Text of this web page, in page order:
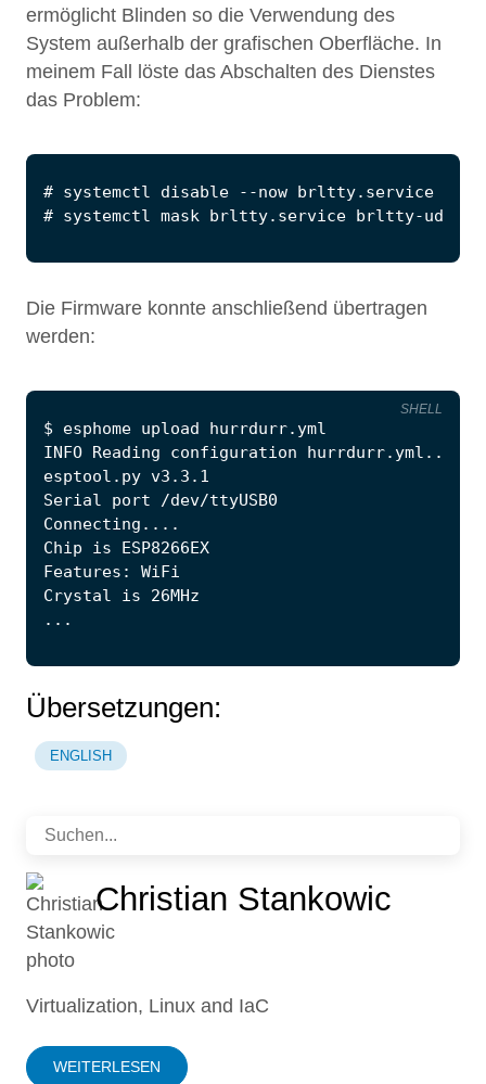
ermöglicht Blinden so die Verwendung des
System außerhalb der grafischen Oberfläche. In
meinem Fall löste das Abschalten des Dienstes
das Problem:
Die Firmware konnte anschließend übertragen
werden:
$ esphome upload hurrdurr.yml
SHELL
Übersetzungen:
ENGLISH
Christian Stankowic
Virtualization, Linux and IaC
WEITERLESEN